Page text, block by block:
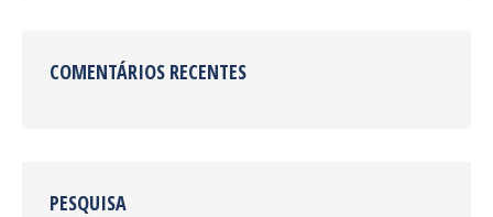
COMENTÁRIOS RECENTES
PESQUISA